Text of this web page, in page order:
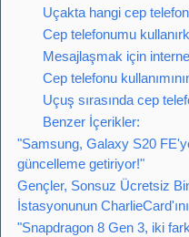
Uçakta hangi cep
Cep telefonumu
Mesajlaşmak için
Cep telefonu
Uçuş sırasında cep
Benzer İçerikler:
"Samsung, Galaxy S20
güncelleme getiriyor!"
Gençler, Sonsuz Ücretsiz
İstasyonunun
"Snapdragon 8 Gen 3, iki